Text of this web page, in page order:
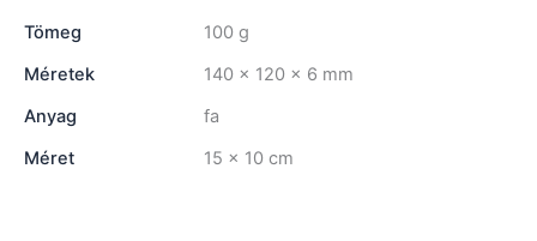
Tömeg
100 g
Méretek
140 × 120 × 6 mm
Anyag
fa
Méret
15 x 10 cm